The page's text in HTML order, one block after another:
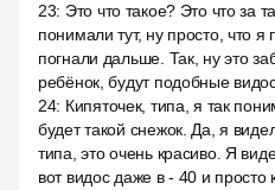
23: Это что такое? Это что за
понимали тут, ну просто, что
погнали дальше. Так, ну это
ребёнок, будут подобные
24: Кипяточек, типа, я так
будет такой снежок. Да, я
типа, это очень красиво. Я
вот видос даже в - 40 и